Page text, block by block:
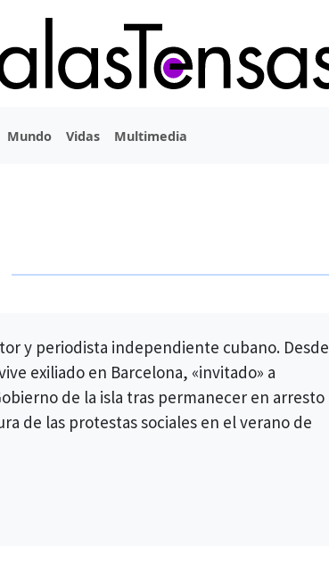
Mundo Vidas Multimedia
y periodista independiente cubano. Desde
exiliado en Barcelona, «invitado» a
de la isla tras permanecer en arresto
de las protestas sociales en el verano de